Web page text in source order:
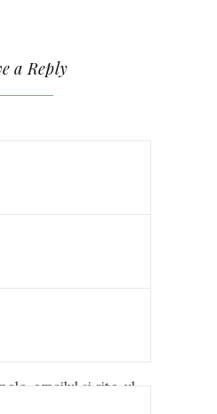
a Reply
emailul și site-ul
pentru data